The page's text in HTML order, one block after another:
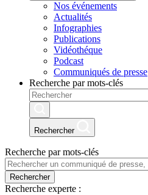
Nos événements
Actualités
Infographies
Publications
Vidéothéque
Podcast
Communiqués de presse
Recherche par mots-clés
Rechercher
Recherche par mots-clés
Rechercher
Recherche experte :